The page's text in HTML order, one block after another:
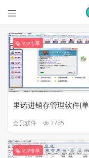

VIP专享
会员软件 7765
VIP专享